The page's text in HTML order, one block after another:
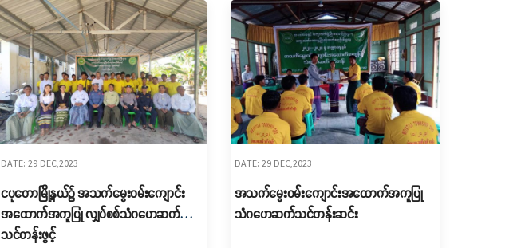
DATE: 29 DEC,2023
ငပုတောမြို့နယ်၌ အသက်မွေးဝမ်းကျောင်း
အထောက်အကူပြု လျှပ်စစ်သံဂဟေဆက်
သင်တန်းဖွင့်
DATE: 29 DEC,2023
အသက်မွေးဝမ်းကျောင်းအထောက်အကူပြု
သံဂဟေဆက်သင်တန်းဆင်း